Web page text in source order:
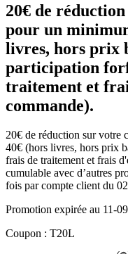
20€ de
pour un
livres, hors prix
participation
traitement et
commande).
20€ de réduction sur votre
40€ (hors livres, hors prix
frais de traitement et frais
cumulable avec d’autres
fois par compte client du
Promotion expirée au 11-
Coupon : T20L